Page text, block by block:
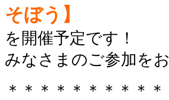
そぼう】
を開催予定です！
みなさまのご参加を
＊＊＊＊＊＊＊＊＊